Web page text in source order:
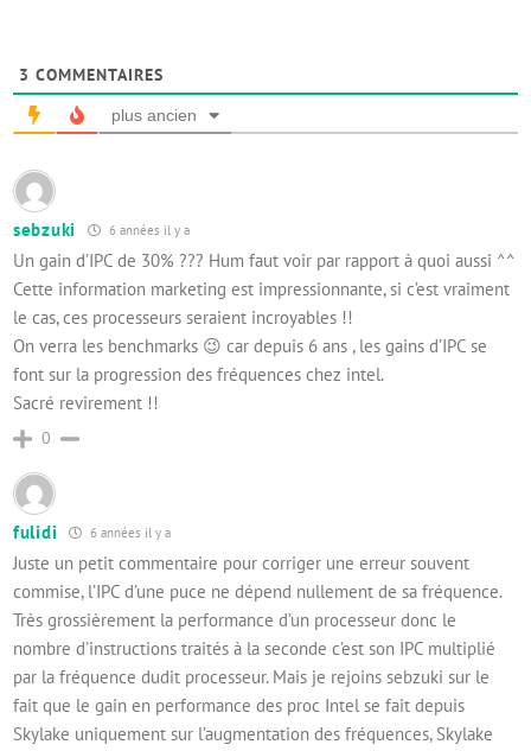
3 COMMENTAIRES
plus ancien
sebzuki 6 années il y a
Un gain d’IPC de 30% ??? Hum faut voir par rapport à quoi aussi ^^
Cette information marketing est impressionnante, si c’est vraiment
le cas, ces processeurs seraient incroyables !!
On verra les benchmarks 😉 car depuis 6 ans , les gains d’IPC se
font sur la progression des fréquences chez intel.
Sacré revirement !!
0
fulidi 6 années il y a
Juste un petit commentaire pour corriger une erreur souvent
commise, l’IPC d’une puce ne dépend nullement de sa fréquence.
Très grossièrement la performance d’un processeur donc le
nombre d’instructions traités à la seconde c’est son IPC multiplié
par la fréquence dudit processeur. Mais je rejoins sebzuki sur le
fait que le gain en performance des proc Intel se fait depuis
Skylake uniquement sur l’augmentation des fréquences, Skylake